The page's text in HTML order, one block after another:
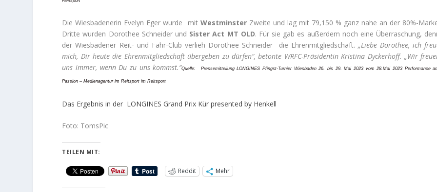
Die Wiesbadenerin Evelyn Eger wurde mit Westminster Zweite und lag mit 79,150 % ganz nahe an der 80%-
Dritte wurden Dorothee Schneider und Sister Act MT OLD. Für sie gab es außerdem noch eine Überraschung,
der Wiesbadener Reit- und Fahr-Club verlieh Dorothee Schneider die Ehrenmitgliedschaft. „Liebe Dorothee, ich
mich, Dir heute die Ehrenmitgliedschaft übergeben zu dürfen“, betonte WRFC-Präsidentin Kristina Dyckerhoff. „Wir
uns immer, wenn Du zu uns kommst.“Quelle: Pressemitteilung LONGINES Pfingst-Turnier Wiesbaden 26. bis 29. Mai 2023 vom 28.Mai 2023 Performance
Passion – Medienagentur im Reitsport im Reitsport
Das Ergebnis in der LONGINES Grand Prix Kür presented by Henkell
Foto: TomsPic
TEILEN MIT:
Reddit Mehr